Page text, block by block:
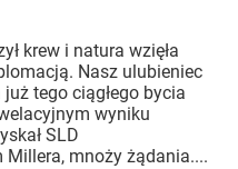
krew i natura wzięła
Nasz ulubieniec
już tego ciągłego bycia
wyniku
SLD
mnoży żądania....